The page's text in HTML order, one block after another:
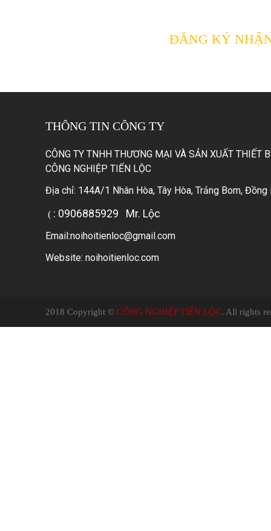
ĐĂNG KÝ
THÔNG TIN CÔNG TY
CÔNG TY TNHH THƯƠNG MẠI VÀ SẢN XUẤT THIẾT
CÔNG NGHIỆP TIẾN LỘC
Địa chỉ: 144A/1 Nhân Hòa, Tây Hòa, Trảng Bom, Đồng
(: 0906885929 Mr. Lộc
Email:noihoitienloc@gmail.com
Website: noihoitienloc.com
2018 Copyright © CÔNG NGHIỆP TIẾN LỘC. All rights